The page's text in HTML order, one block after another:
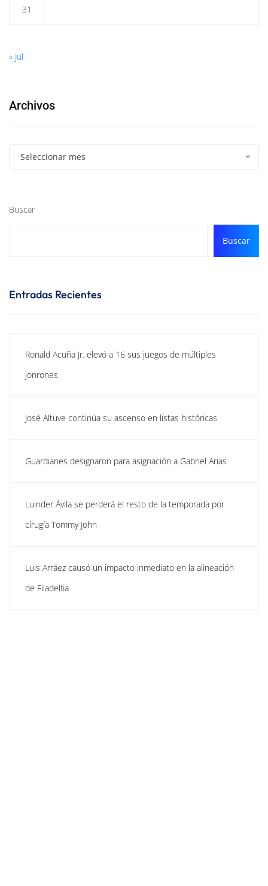
31
« Jul
Archivos
Seleccionar mes
Buscar
Buscar
Entradas Recientes
Ronald Acuña Jr. elevó a 16 sus juegos de múltiples
jonrones
José Altuve continúa su ascenso en listas históricas
Guardianes designaron para asignación a Gabriel Arias
Luinder Ávila se perderá el resto de la temporada por
cirugía Tommy John
Luis Arráez causó un impacto inmediato en la alineación
de Filadelfia